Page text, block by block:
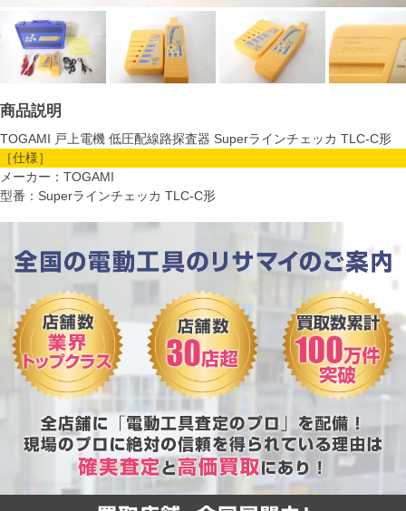
商品説明
TOGAMI 戸上電機 低圧配線路探査器 Superラインチェッカ TLC-C形
［仕様］
メーカー：TOGAMI
型番：Superラインチェッカ TLC-C形